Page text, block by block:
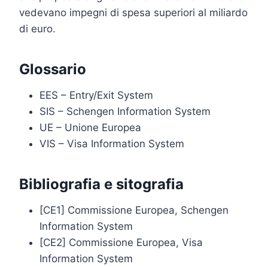
vedevano impegni di spesa superiori al miliardo
di euro.
Glossario
EES – Entry/Exit System
SIS – Schengen Information System
UE – Unione Europea
VIS – Visa Information System
Bibliografia e sitografia
[CE1] Commissione Europea, Schengen
Information System
[CE2] Commissione Europea, Visa
Information System